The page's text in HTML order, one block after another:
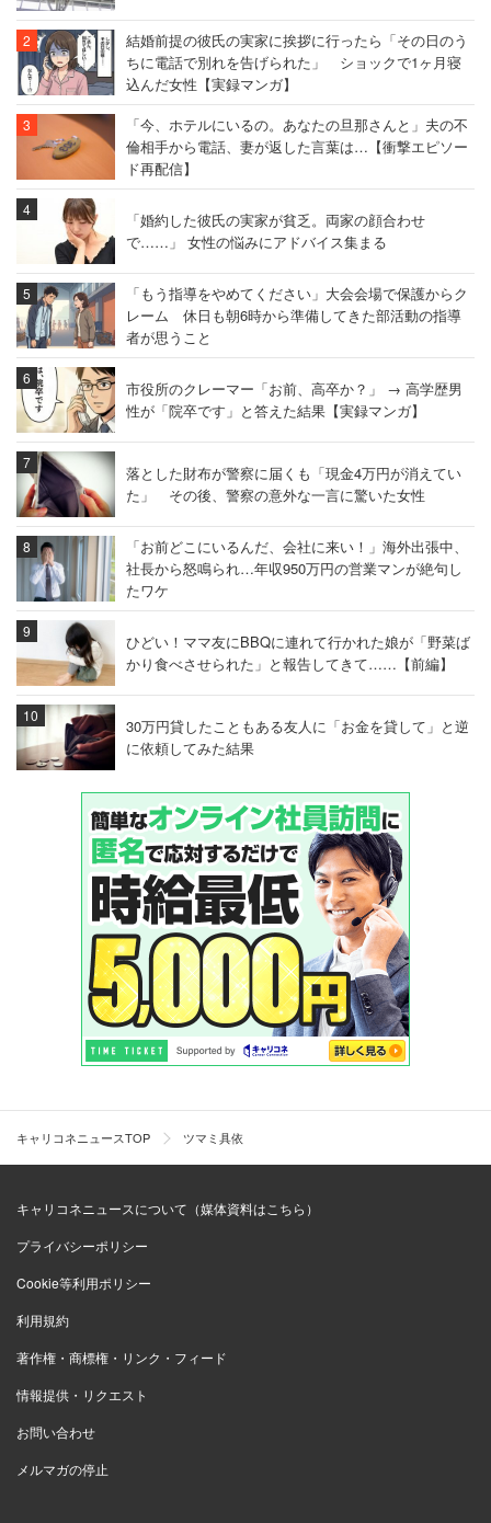
結婚前提の彼氏の実家に挨拶に行ったら「その日のう
ちに電話で別れを告げられた」 ショックで1ヶ月寝
込んだ女性【実録マンガ】
「今、ホテルにいるの。あなたの旦那さんと」夫の不
倫相手から電話、妻が返した言葉は…【衝撃エピソー
ド再配信】
「婚約した彼氏の実家が貧乏。両家の顔合わせ
で……」 女性の悩みにアドバイス集まる
「もう指導をやめてください」大会会場で保護からク
レーム 休日も朝6時から準備してきた部活動の指導
者が思うこと
市役所のクレーマー「お前、高卒か？」 → 高学歴男
性が「院卒です」と答えた結果【実録マンガ】
落とした財布が警察に届くも「現金4万円が消えてい
た」 その後、警察の意外な一言に驚いた女性
「お前どこにいるんだ、会社に来い！」海外出張中、
社長から怒鳴られ…年収950万円の営業マンが絶句し
たワケ
ひどい！ママ友にBBQに連れて行かれた娘が「野菜ば
かり食べさせられた」と報告してきて……【前編】
30万円貸したこともある友人に「お金を貸して」と逆
に依頼してみた結果
キャリコネニュースTOP ツマミ具依
キャリコネニュースについて（媒体資料はこちら）
プライバシーポリシー
Cookie等利用ポリシー
利用規約
著作権・商標権・リンク・フィード
情報提供・リクエスト
お問い合わせ
メルマガの停止